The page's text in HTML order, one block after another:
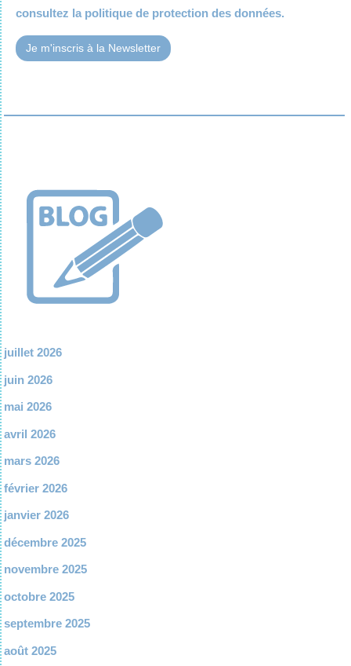
consultez la politique de protection des données.
juillet 2026
juin 2026
mai 2026
avril 2026
mars 2026
février 2026
janvier 2026
décembre 2025
novembre 2025
octobre 2025
septembre 2025
août 2025